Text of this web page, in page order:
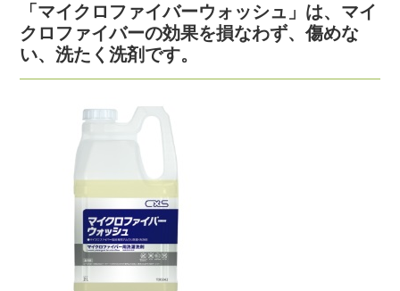
「マイクロファイバーウォッシュ」は、マイ
クロファイバーの効果を損なわず、傷めな
い、洗たく洗剤です。